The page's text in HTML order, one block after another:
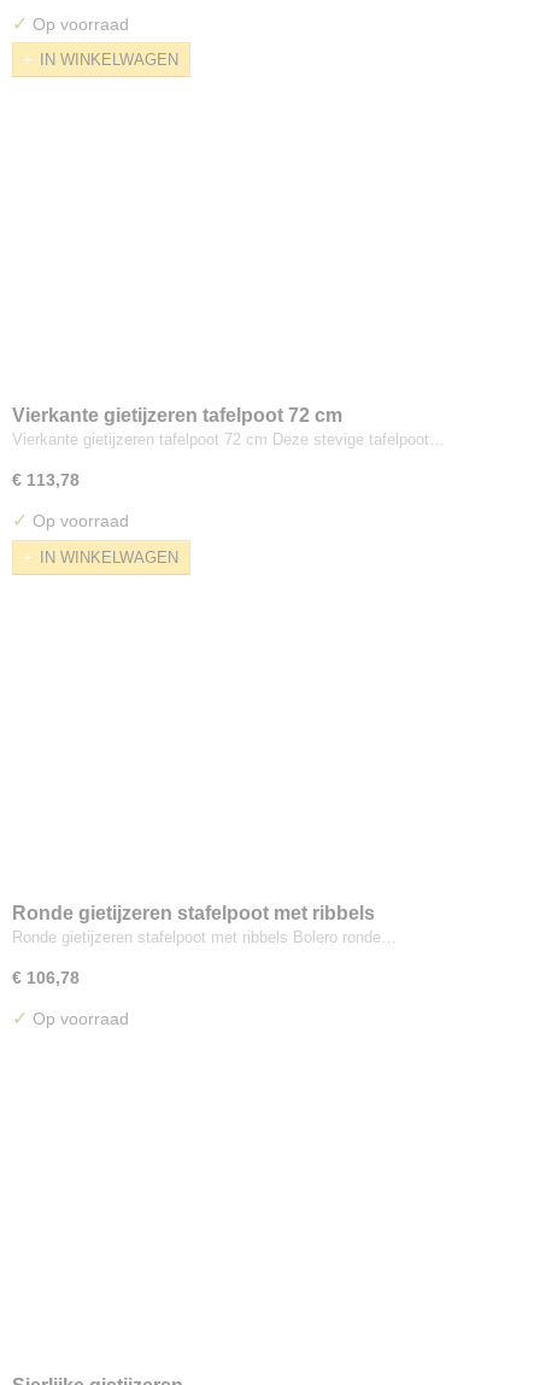
✓ Op voorraad
IN WINKELWAGEN
Vierkante gietijzeren tafelpoot 72 cm
Vierkante gietijzeren tafelpoot 72 cm Deze stevige tafelpoot…
€ 113,78
✓ Op voorraad
IN WINKELWAGEN
Ronde gietijzeren stafelpoot met ribbels
Ronde gietijzeren stafelpoot met ribbels Bolero ronde…
€ 106,78
✓ Op voorraad